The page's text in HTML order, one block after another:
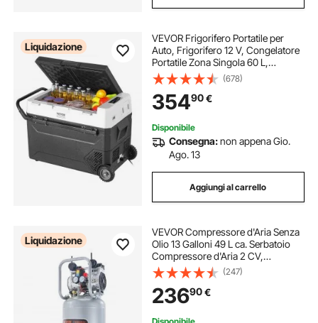
Liquidazione
VEVOR Frigorifero Portatile per
Auto, Frigorifero 12 V, Congelatore
Portatile Zona Singola 60 L,
Temperatura Regolabile - 20 ~ 20
℃, Refrigeratore a Compressore
per Casa, Esterno, Camper, Auto
(678)
35490€
Disponibile
Consegna:non appena Gio.
Ago. 13
Aggiungi al carrello
Liquidazione
VEVOR Compressore d'Aria Senza
Olio 13 Galloni 49 L ca. Serbatoio
Compressore d'Aria 2 CV,
Compressore d'Aria per Gonfiaggio
Pneumatici Riparazione Auto
Verniciatura a Spruzzo Chiodatura
Carpenteria
(247)
23690€